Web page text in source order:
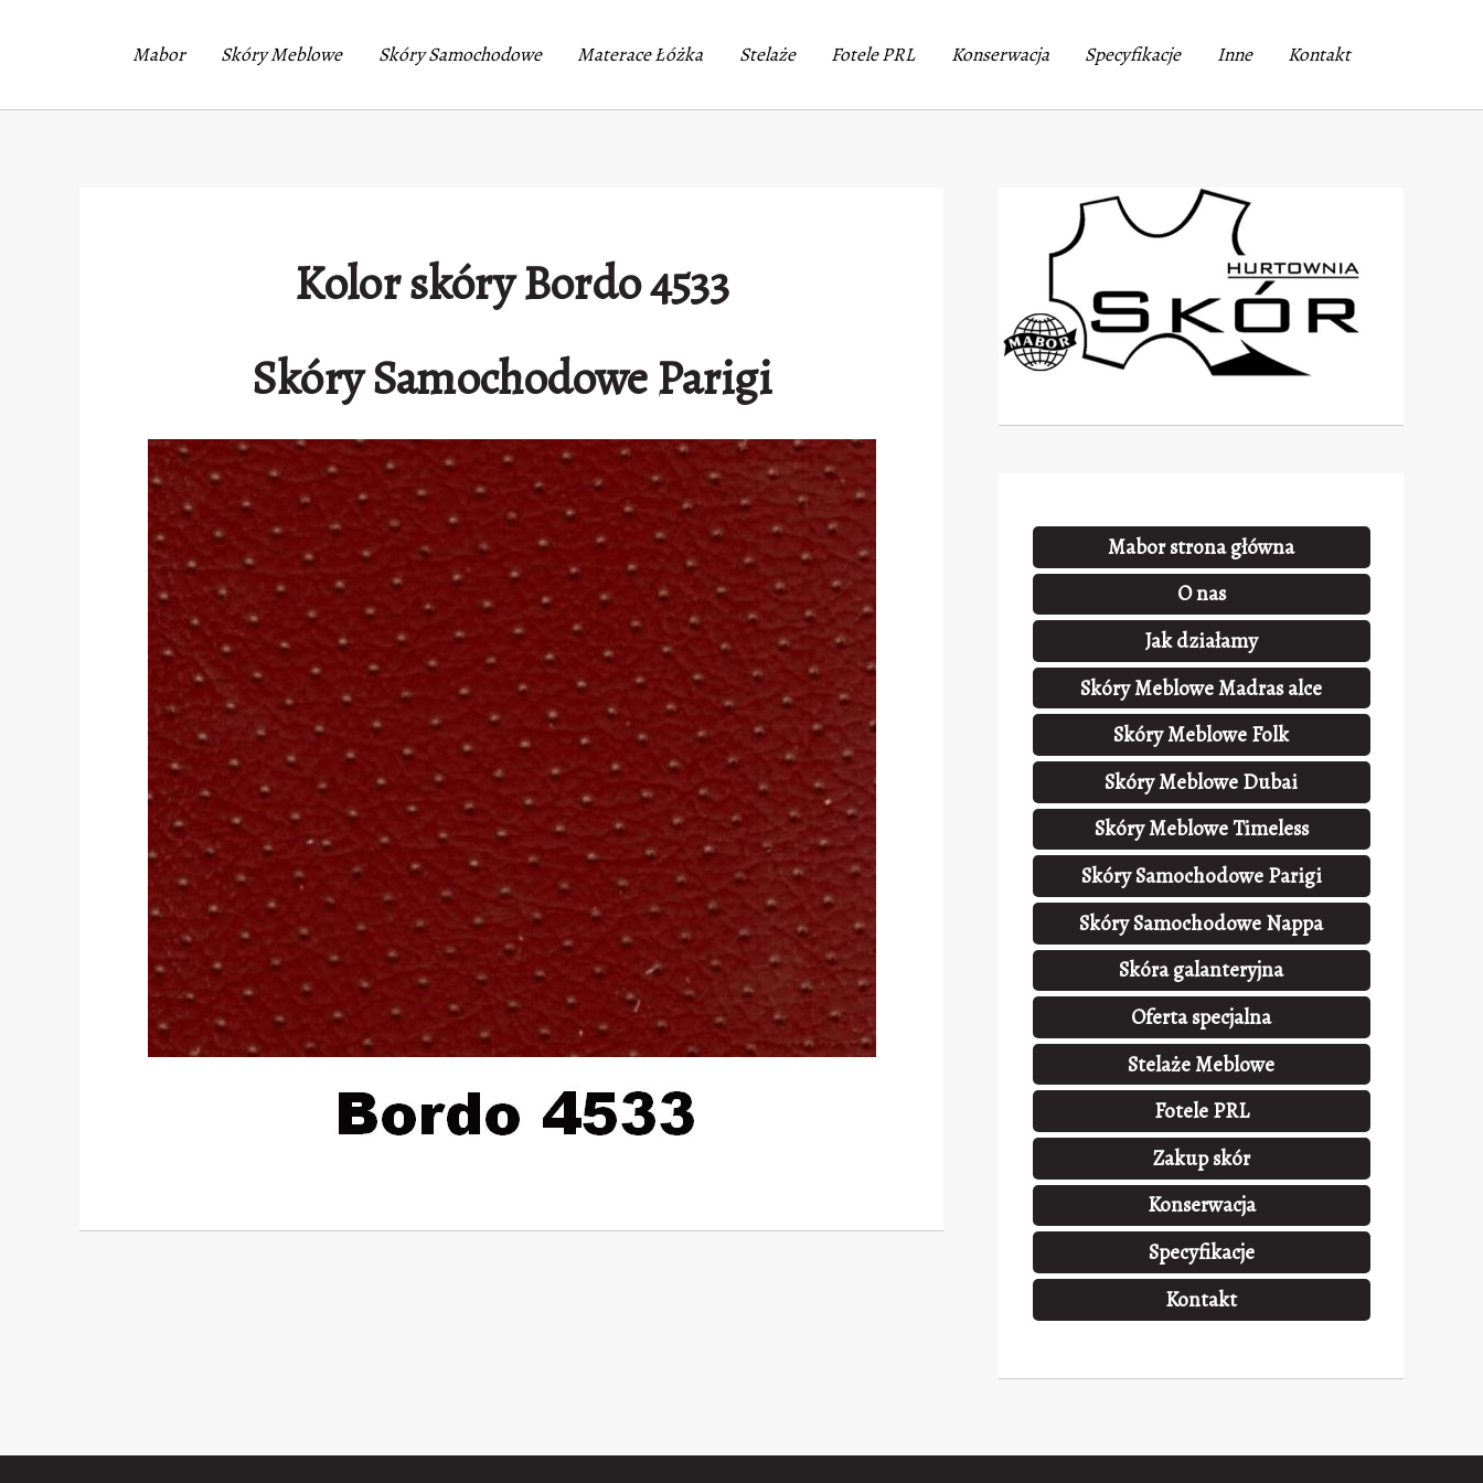
Mabor
Skóry Meblowe Skóry Samochodowe Materace Łóżka Stelaże Fotele PRL Konserwacja Specyfikacje Inne Kontakt
Kolor skóry Bordo 4533
Skóry Samochodowe Parigi
Mabor strona główna
O nas
Jak działamy
Skóry Meblowe Madras alce
Skóry Meblowe Folk
Skóry Meblowe Dubai
Skóry Meblowe Timeless
Skóry Samochodowe Parigi
Skóry Samochodowe Nappa
Skóra galanteryjna
Oferta specjalna
Stelaże Meblowe
Fotele PRL
Zakup skór
Konserwacja
Specyfikacje
Kontakt